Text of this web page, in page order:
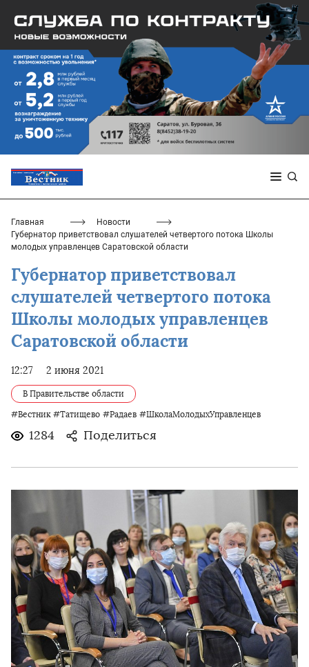
Главная
Новости
Губернатор приветствовал слушателей четвертого потока Школы
молодых управленцев Саратовской области
Губернатор приветствовал
слушателей четвертого потока
Школы молодых управленцев
Саратовской области
12:27 2 июня 2021
В Правительстве области
#Вестник #Татищево #Радаев #ШколаМолодыхУправленцев
1284 Поделиться